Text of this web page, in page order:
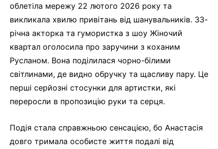
облетіла мережу 22 лютого 2026 року та
викликала хвилю привітань від шанувальників. 33-
річна акторка та гумористка з шоу Жіночий
квартал оголосила про заручини з коханим
Русланом. Вона поділилася чорно-білими
світлинами, де видно обручку та щасливу пару. Це
перші серйозні стосунки для артистки, які
переросли в пропозицію руки та серця.
Подія стала справжньою сенсацією, бо Анастасія
довго тримала особисте життя подалі від